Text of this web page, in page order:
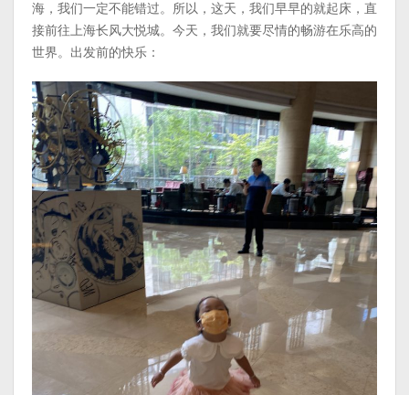
海，我们一定不能错过。所以，这天，我们早早的就起床，直
接前往上海长风大悦城。今天，我们就要尽情的畅游在乐高的
世界。出发前的快乐：